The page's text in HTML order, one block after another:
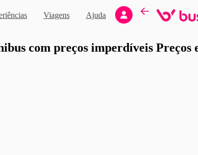
Viagens Ajuda
com preços imperdíveis Preços